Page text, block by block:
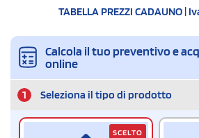
TABELLA PREZZI CADAUNO |
Calcola il tuo preventivo e
online
1 Seleziona il tipo di prodotto
SCELTO